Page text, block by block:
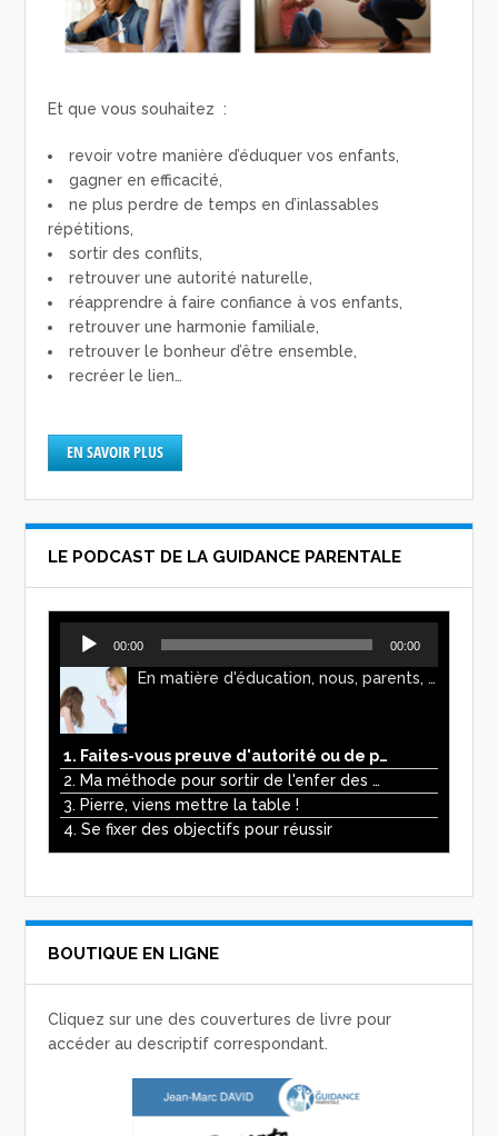
Et que vous souhaitez :
revoir votre manière d’éduquer vos enfants,
gagner en efficacité,
ne plus perdre de temps en d’inlassables
répétitions,
sortir des conflits,
retrouver une autorité naturelle,
réapprendre à faire confiance à vos enfants,
retrouver une harmonie familiale,
retrouver le bonheur d’être ensemble,
recréer le lien…
EN SAVOIR PLUS
LE PODCAST DE LA GUIDANCE PARENTALE
Lecteur
audio
00:00 00:00
En matière d'éducation, nous, parents, avons l'impression de faire preuve d'autorité. Mais n'est-ce pas, parfois, plutôt un jeu de pouvoir ? Ce podcast vous permettra d'y voir plus clair !
1. Faites-vous preuve d'autorité ou de pouvoir avec vos enfants ?
2. Ma méthode pour sortir de l'enfer des écrans
3. Pierre, viens mettre la table !
4. Se fixer des objectifs pour réussir
BOUTIQUE EN LIGNE
Cliquez sur une des couvertures de livre pour
accéder au descriptif correspondant.